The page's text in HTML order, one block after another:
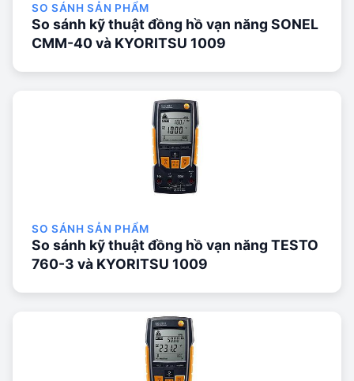
SO SÁNH SẢN PHẨM
So sánh kỹ thuật đồng hồ vạn năng SONEL
CMM-40 và KYORITSU 1009
SO SÁNH SẢN PHẨM
So sánh kỹ thuật đồng hồ vạn năng TESTO
760-3 và KYORITSU 1009